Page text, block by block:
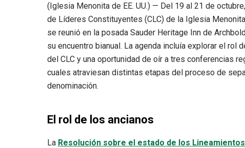
(Iglesia Menonita de EE. UU.) — Del 19 al 21 de
de Líderes Constituyentes (CLC) de la Iglesia Menonita
se reunió en la posada Sauder Heritage Inn de
su encuentro bianual. La agenda incluía explorar el rol
del CLC y una oportunidad de oír a tres conferencias
cuales atraviesan distintas etapas del proceso de
denominación.
El rol de los ancianos
La Resolución sobre el estado de los